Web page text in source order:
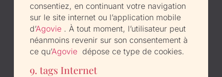
consentiez, en continuant votre navigation
sur le site internet ou l’application mobile
d’Agovie . À tout moment, l’utilisateur peut
néanmoins revenir sur son consentement à
ce qu’Agovie dépose ce type de cookies.
9. tags Internet